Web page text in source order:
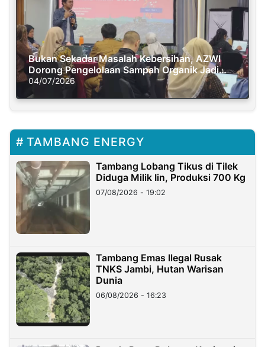
Bukan Sekadar Masalah Kebersihan, AZWI
Dorong Pengelolaan Sampah Organik Jadi
Solusi Krisis Iklim
04/07/2026
TAMBANG ENERGY
Tambang Lobang Tikus di Tilek
Diduga Milik Iin, Produksi 700 Kg
07/08/2026 - 19:02
Tambang Emas Ilegal Rusak
TNKS Jambi, Hutan Warisan
Dunia
06/08/2026 - 16:23